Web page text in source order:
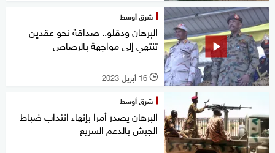
شرق أوسط
البرهان ودقلو.. صداقة نحو عقدين
تنتهي إلى مواجهة بالرصاص
l 16 أبريل 2023
شرق أوسط
البرهان يصدر أمرا بإنهاء انتداب ضباط
الجيش بالدعم السريع